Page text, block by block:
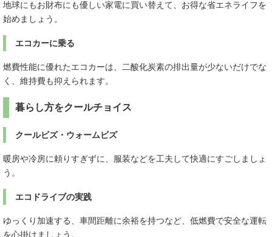
地球にもお財布にも優しい家電に買い替えて、お得な省エネライフを
始めましょう。
エコカーに乗る
燃費性能に優れたエコカーは、二酸化炭素の排出量が少ないだけでな
く、維持費も抑えられます。
暮らし方をクールチョイス
クールビズ・ウォームビズ
暖房や冷房に頼りすぎずに、服装などを工夫して快適にすごしましょ
う。
エコドライブの実践
ゆっくり加速する、車間距離に余裕を持つなど、低燃費で安全な運転
を心掛けましょう。